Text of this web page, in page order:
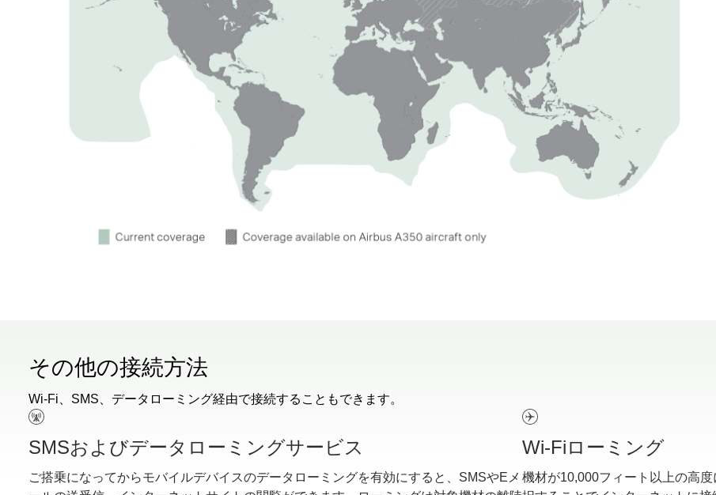
その他の接続方法
Wi-Fi、SMS、データローミング経由で接続することもできます。
SMSおよびデータローミングサービス
ご搭乗になってからモバイルデバイスのデータローミングを有効にすると、SMSやEメ
Wi-Fiローミング
機材が10,000フィート以上の高